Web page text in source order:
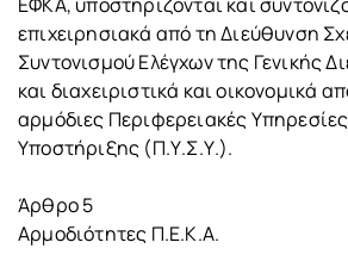
επιχειρησιακά από τη Διεύθυνση
Συντονισμού Ελέγχων της Γενικής
και διαχειριστικά και οικονομικά
αρμόδιες Περιφερειακές
Υποστήριξης (Π.Υ.Σ.Υ.).
Άρθρο 5
Αρμοδιότητες Π.Ε.Κ.A.